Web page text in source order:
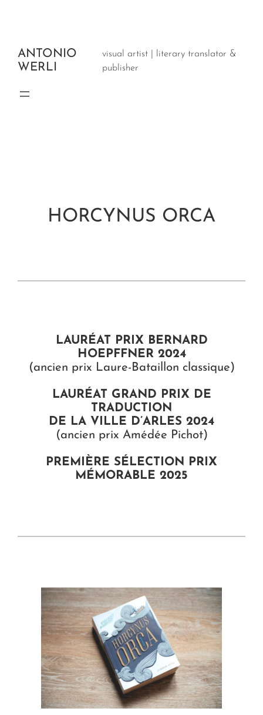
ANTONIO
WERLI
visual artist | literary translator &
publisher
HORCYNUS ORCA
LAURÉAT PRIX BERNARD
HOEPFFNER 2024
(ancien prix Laure-Bataillon classique)
LAURÉAT GRAND PRIX DE
TRADUCTION
DE LA VILLE D’ARLES 2024
(ancien prix Amédée Pichot)
PREMIÈRE SÉLECTION PRIX
MÉMORABLE 2025